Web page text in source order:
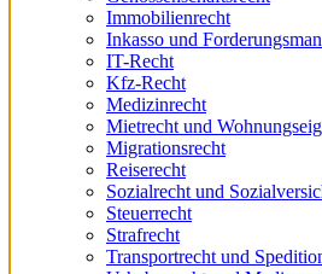
Immobilienrecht
Inkasso und
IT-Recht
Kfz-Recht
Medizinrecht
Mietrecht und
Migrationsrecht
Reiserecht
Sozialrecht und
Steuerrecht
Strafrecht
Transportrecht und